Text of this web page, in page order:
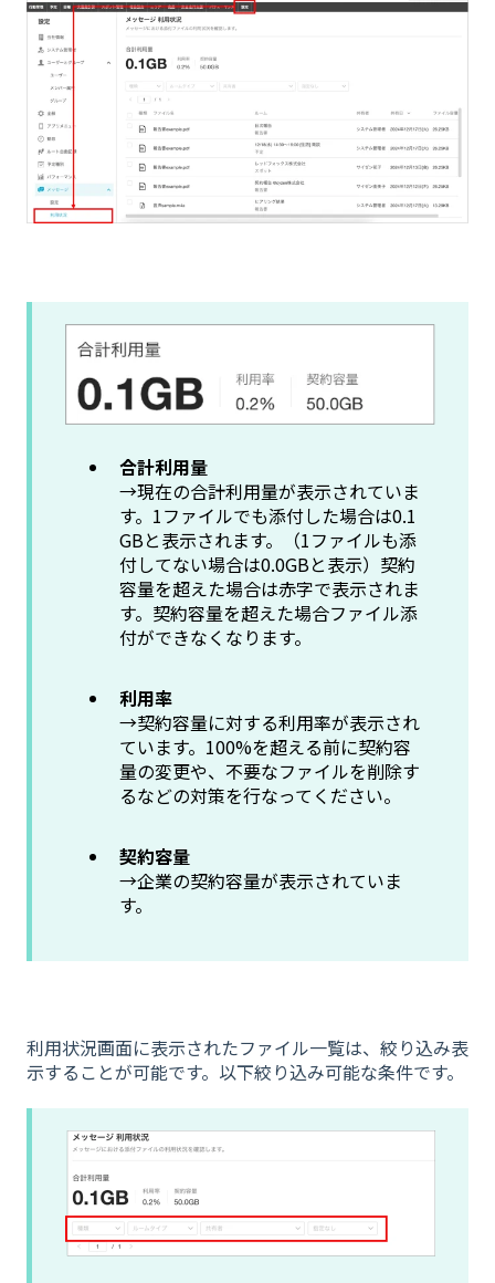
合計利用量
→現在の合計利用量が表示されていま
す。1ファイルでも添付した場合は0.1
GBと表示されます。（1ファイルも添
付してない場合は0.0GBと表示）契約
容量を超えた場合は赤字で表示されま
す。契約容量を超えた場合ファイル添
付ができなくなります。
利用率
→契約容量に対する利用率が表示され
ています。100%を超える前に契約容
量の変更や、不要なファイルを削除す
るなどの対策を行なってください。
契約容量
→企業の契約容量が表示されていま
す。
利用状況画面に表示されたファイル一覧は、絞り込み表
示することが可能です。以下絞り込み可能な条件です。